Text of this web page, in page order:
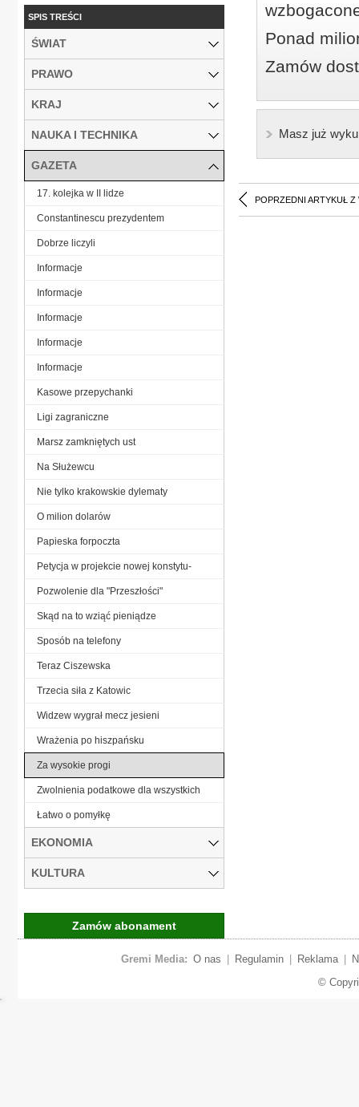
Ponad
Zamów
Masz już
POPRZEDNI ARTYKUŁ Z
SPIS TREŚCI
ŚWIAT
PRAWO
KRAJ
NAUKA I TECHNIKA
GAZETA
17. kolejka w II lidze
Constantinescu prezydentem
Dobrze liczyli
Informacje
Informacje
Informacje
Informacje
Informacje
Kasowe przepychanki
Ligi zagraniczne
Marsz zamkniętych ust
Na Służewcu
Nie tylko krakowskie dylematy
O milion dolarów
Papieska forpoczta
Petycja w projekcie nowej konstytu-
Pozwolenie dla "Przeszłości"
Skąd na to wziąć pieniądze
Sposób na telefony
Teraz Ciszewska
Trzecia siła z Katowic
Widzew wygrał mecz jesieni
Wrażenia po hiszpańsku
Za wysokie progi
Zwolnienia podatkowe dla wszystkich
Łatwo o pomyłkę
EKONOMIA
KULTURA
Zamów abonament
Gremi Media: O nas Regulamin Reklama
©